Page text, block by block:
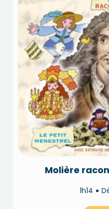
Molière
1h14